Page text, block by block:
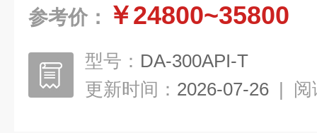
参考价： ￥24800~35800
型号： DA-300API-T
更新时间： 2026-07-26 | 阅